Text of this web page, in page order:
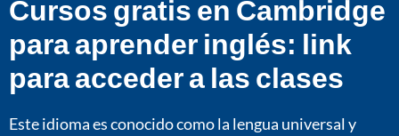
Cursos gratis en Cambridge
para aprender inglés: link
para acceder a las clases
Este idioma es conocido como la lengua universal y